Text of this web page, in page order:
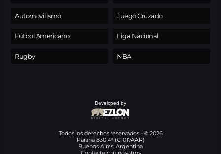
Automovilismo
Fútbol Americano
Rugby
Juego Cruzado
Liga Nacional
NBA
Developed by
Todos los derechos reservados - © 2026
Paraná 830 4° (C1017AAR)
Buenos Aires, Argentina
Contacte con nosotros